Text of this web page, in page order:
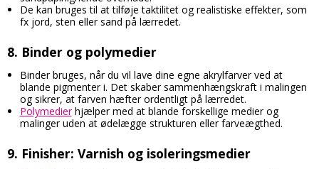
De kan bruges til at tilføje taktilitet og realistiske effekter, som
fx jord, sten eller sand på lærredet.
8. Binder og polymedier
Binder bruges, når du vil lave dine egne akrylfarver ved at
blande pigmenter i. Det skaber sammenhængskraft i malingen
og sikrer, at farven hæfter ordentligt på lærredet.
Polymedierhjælper med at blande forskellige medier og
malinger uden at ødelægge strukturen eller farveægthed.
9. Finisher: Varnish og isoleringsmedier